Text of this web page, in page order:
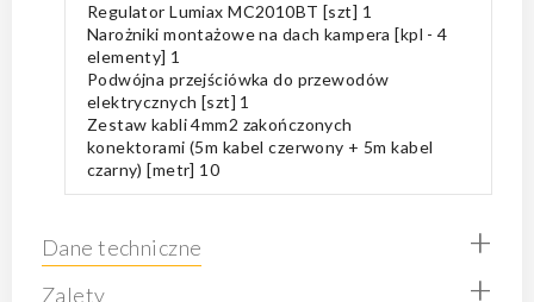
Regulator Lumiax MC2010BT [szt] 1
Narożniki montażowe na dach kampera [kpl - 4
elementy] 1
Podwójna przejściówka do przewodów
elektrycznych [szt] 1
Zestaw kabli 4mm2 zakończonych
konektorami (5m kabel czerwony + 5m kabel
czarny) [metr] 10
Dane techniczne +
Zalety +